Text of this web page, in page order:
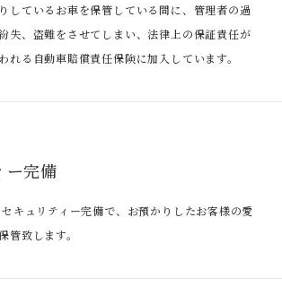
しているお車を保管している間に、管理者の過
失、盗難をさせてしまい、法律上の保証責任が
れる自動車賠償責任保険に加入しています。
ー完備
キュリティー完備で、お預かりしたお客様の愛
管致します。